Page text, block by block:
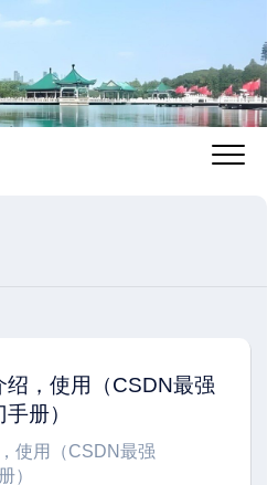
，使用（CSDN最强
册）
使用（CSDN最强
）